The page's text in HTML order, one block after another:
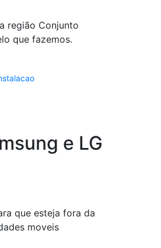
região Conjunto
que fazemos.
e LG
que esteja fora da
moveis